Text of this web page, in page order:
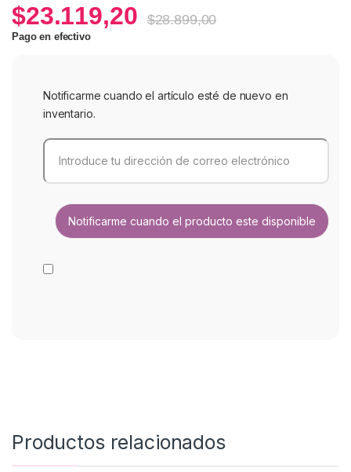
$23.119,20 $28.899,00
Pago en efectivo
Notificarme cuando el artículo esté de nuevo en
inventario.
Productos relacionados